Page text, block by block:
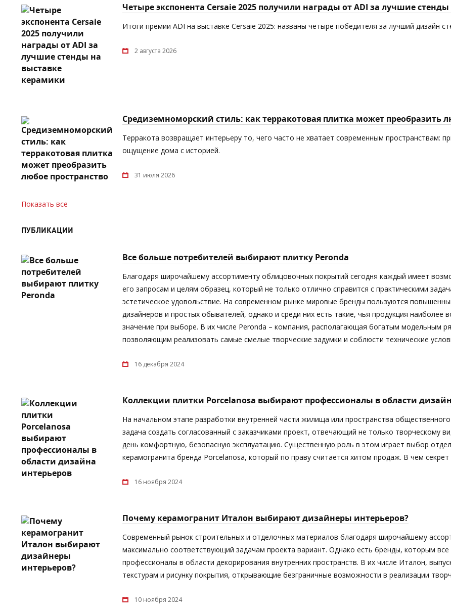
Четыре экспонента Cersaie 2025 получили награды от ADI за лучшие
Итоги премии ADI на выставке Cersaie 2025: названы четыре победителя за лучший дизайн
2 августа 2026
Средиземноморский стиль: как терракотовая плитка может преобразить
Терракота возвращает интерьеру то, чего часто не хватает современным пространствам:
ощущение дома с историей.
31 июля 2026
Показать все
ПУБЛИКАЦИИ
Все больше потребителей выбирают плитку Peronda
Благодаря широчайшему ассортименту облицовочных покрытий сегодня каждый имеет
его запросам и целям образец, который не только отлично справится с практическими
эстетическое удовольствие. На современном рынке мировые бренды пользуются
дизайнеров и простых обывателей, однако и среди них есть такие, чья продукция наиболее
значение при выборе. В их числе Peronda – компания, располагающая богатым модельным
позволяющим реализовать самые смелые творческие задумки и соблюсти технические
16 декабря 2024
Коллекции плитки Porcelanosa выбирают профессионалы в области
На начальном этапе разработки внутренней части жилища или пространства
задача создать согласованный с заказчиками проект, отвечающий не только творческому
день комфортную, безопасную эксплуатацию. Существенную роль в этом играет выбор
керамогранита бренда Porcelanosa, который по праву считается хитом продаж. В чем секрет
16 ноября 2024
Почему керамогранит Италон выбирают дизайнеры интерьеров?
Современный рынок строительных и отделочных материалов благодаря широчайшему
максимально соответствующий задачам проекта вариант. Однако есть бренды, которым
профессионалы в области декорирования внутренних пространств. В их числе Италон,
текстурам и рисунку покрытия, открывающие безграничные возможности в реализации
10 ноября 2024